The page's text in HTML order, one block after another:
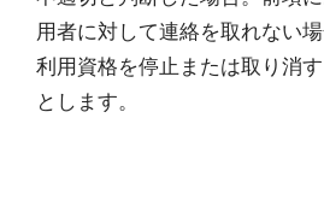
用者に対して連絡を取れない
利用資格を停止または取り消
とします。